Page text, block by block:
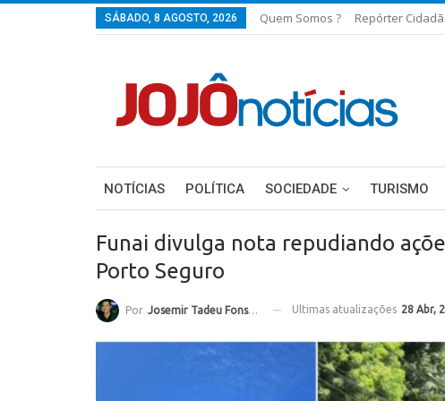
SÁBADO, 8 AGOSTO, 2026 Quem Somos ? Repórter
NOTÍCIAS POLÍTICA SOCIEDADE TURISMO
Funai divulga nota repudiando
Porto Seguro
Por Josemir Tadeu Fonseca Ultimas atualizações 28 Abr,